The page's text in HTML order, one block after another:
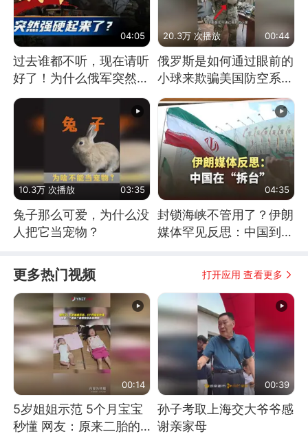
04:05
过去谁都不听，现在请听
好了！为什么俄军突然强
硬起来了？
20.3万 次播放 00:44
俄罗斯是如何通过眼前的
小球来欺骗美国防空系统
的
10.3万 次播放 03:35
兔子那么可爱，为什么没
人把它当宠物？
04:35
封锁海峡不管用了？伊朗
媒体罕见反思：中国到底
更多热门视频 打开应用 查看更多
00:14
5岁姐姐示范 5个月宝宝
秒懂 网友：原来二胎的
00:39
孙子考取上海交大爷爷感
谢亲家母